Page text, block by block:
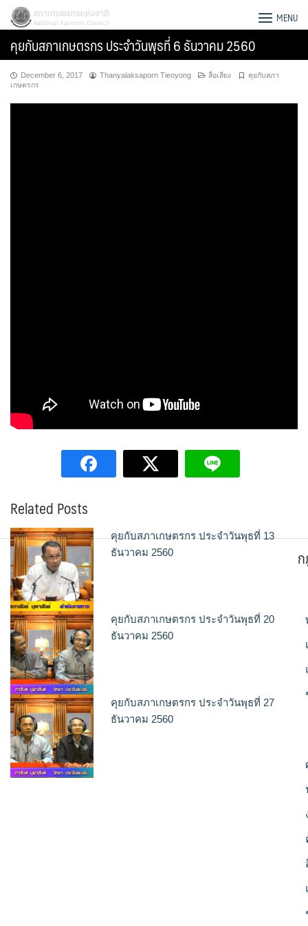
Skip
content
สภาเกษตรกรแห่งชาติ MENU
คุยกับสภาเกษตรกร ประจำวันพุธที่ 6 ธันวาคม 2560
December 6, 2017 Thanyalaksaporn Tieoyong สื่อเสียง
คุยกับสภา
เกษตรกร
Related Posts
คุยกับสภาเกษตรกร ประจำวันพุธที่ 13
ธันวาคม 2560
คุยกับสภาเกษตรกร ประจำวันพุธที่ 20
ธันวาคม 2560
คุยกับสภาเกษตรกร ประจำวันพุธที่ 27
ธันวาคม 2560